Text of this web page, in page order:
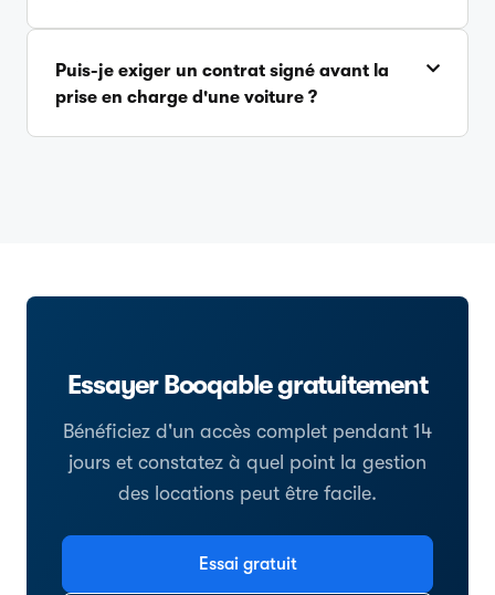
Puis-je exiger un contrat signé avant la
prise en charge d'une voiture ?
Essayer Booqable gratuitement
Bénéficiez d'un accès complet pendant 14
jours et constatez à quel point la gestion
des locations peut être facile.
Essai gratuit